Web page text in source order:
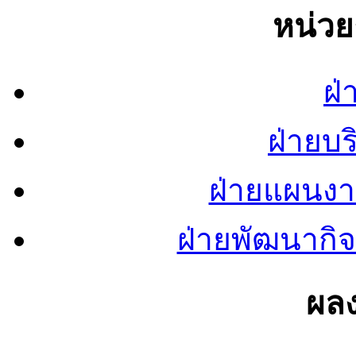
หน่ว
ฝ่
ฝ่ายบ
ฝ่ายแผนง
ฝ่ายพัฒนากิ
ผล